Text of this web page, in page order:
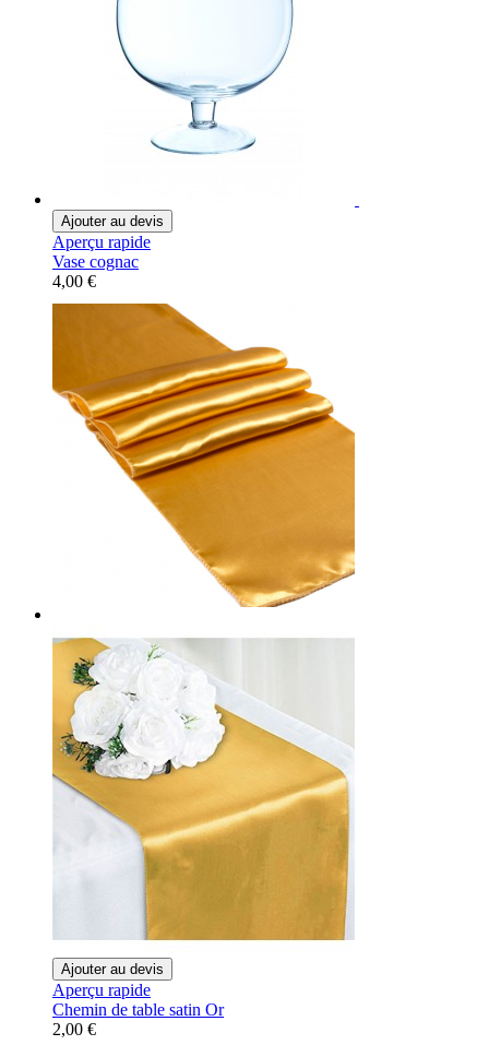
Ajouter au devis
Aperçu rapide
Vase cognac
4,00 €
Ajouter au devis
Aperçu rapide
Chemin de table satin Or
2,00 €